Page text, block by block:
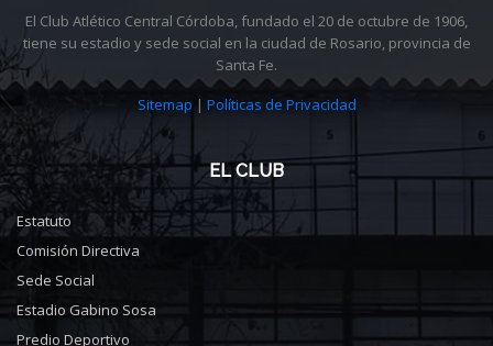
El Club Atlético Central Córdoba, fundado el 20 de octubre de 1906,
tiene su estadio y sede social en la ciudad de Rosario, provincia de
Santa Fe.
Sitemap | Políticas de Privacidad
EL CLUB
Estatuto
Comisión Directiva
Sede Social
Estadio Gabino Sosa
Predio Deportivo